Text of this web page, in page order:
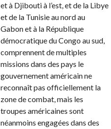
et à Djibouti à l’est, et de la Libye
et de la Tunisie au nord au
Gabon et à la République
démocratique du Congo au sud,
comprennent de multiples
missions dans des pays le
gouvernement américain ne
reconnaît pas officiellement la
zone de combat, mais les
troupes américaines sont
néanmoins engagées dans des